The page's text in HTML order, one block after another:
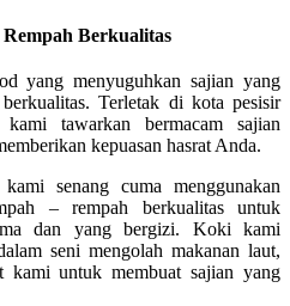
Berkualitas
yang menyuguhkan sajian yang
Terletak di kota pesisir
tawarkan bermacam sajian
kepuasan hasrat Anda.
senang cuma menggunakan
– rempah berkualitas untuk
dan yang bergizi. Koki kami
seni mengolah makanan laut,
kami untuk membuat sajian yang